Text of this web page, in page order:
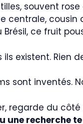
souvent
centrale,
ce fruit
existent. Rien
sont inventés.
regarde du côté
une recherche